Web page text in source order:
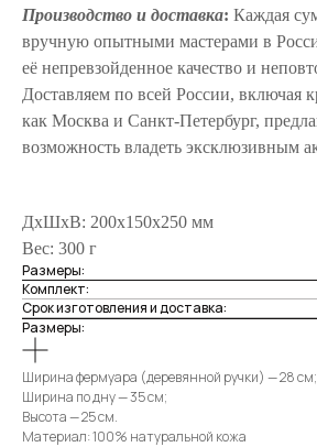
Производство и доставка: Каждая
вручную опытными мастерами в
её непревзойденное качество и
Доставляем по всей России, включая
как Москва и Санкт-Петербург,
возможность владеть эксклюзивным
ДxШxВ: 200x150x250 мм
Вес: 300 г
Размеры:
Комплект:
Срок изготовления и доставка:
Размеры:
Ширина фермуара (деревянной ручки) — 28 см;
Ширина по дну — 35 см;
Высота — 25 см.
Материал: 100% натуральной кожа